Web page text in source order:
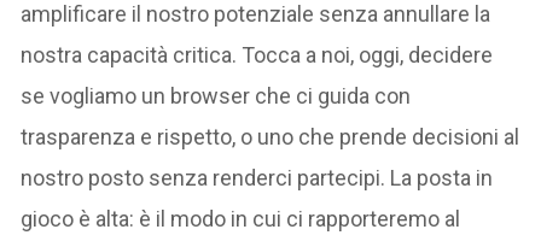
amplificare il nostro potenziale senza annullare la
nostra capacità critica. Tocca a noi, oggi, decidere
se vogliamo un browser che ci guida con
trasparenza e rispetto, o uno che prende decisioni al
nostro posto senza renderci partecipi. La posta in
gioco è alta: è il modo in cui ci rapporteremo al